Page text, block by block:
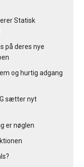
Statisk
på deres nye
og hurtig adgang
sætter nyt
er nøglen